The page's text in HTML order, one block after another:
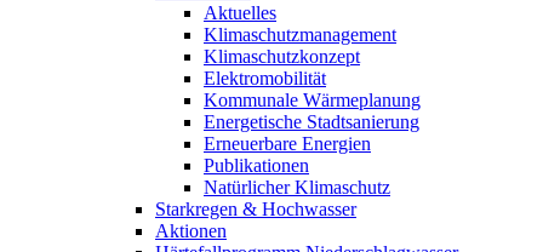
Aktuelles
Klimaschutzmanagement
Klimaschutzkonzept
Elektromobilität
Kommunale Wärmeplanung
Energetische Stadtsanierung
Erneuerbare Energien
Publikationen
Natürlicher Klimaschutz
Starkregen & Hochwasser
Aktionen